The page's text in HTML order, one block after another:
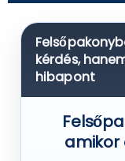
kérdés,
hibapont
amikor